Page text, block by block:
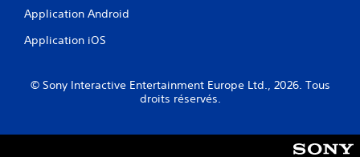
Application Android
Application iOS
© Sony Interactive Entertainment Europe Ltd., 2026. Tous
droits réservés.